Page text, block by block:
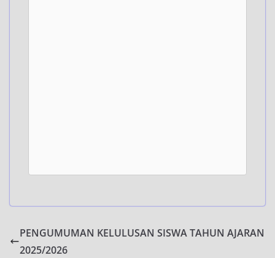
PENGUMUMAN KELULUSAN SISWA TAHUN AJARAN
2025/2026